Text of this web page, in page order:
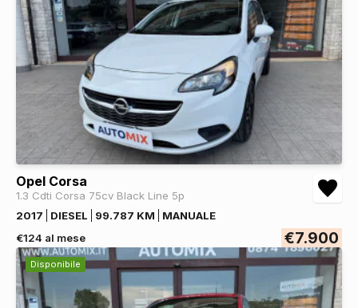
Opel Corsa
1.3 Cdti Corsa 75cv Black Line 5p
2017
DIESEL 99.787 KM
MANUALE
€124 al mese
€7.900
Disponibile